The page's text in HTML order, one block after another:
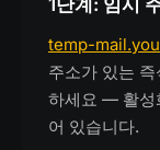
1단계: 임시
temp-mail.you
주소가 있는
하세요 — 활성
어 있습니다.